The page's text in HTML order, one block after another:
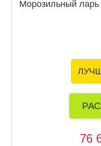
Морозильный
76